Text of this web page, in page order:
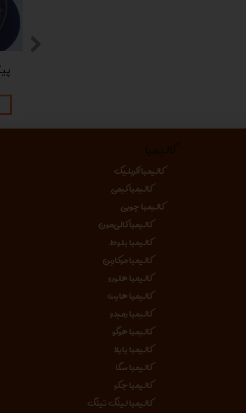
کالیمبا اکریلیک
کالیمبا کیمی
کالیمبا چوبی
کالیمبا کالی‌مون
کالیمبا بلوط
کالیمبا موکارین
کالیمبا هلورو
کالیمبا هایت
کالیمبا رمیدو
کالیمبا هوگو
کالیمبا بایلا
کالیمبا سگا
کالیمبا جکو
کالیمبا لینگ تینگ